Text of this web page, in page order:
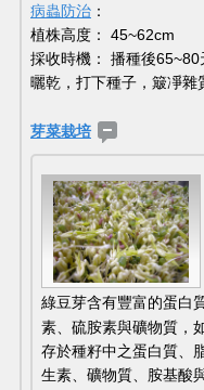
病蟲防治 ：
植株高度： 45~62cm
採收時機： 播種後
曬乾，打下種子，簸凈雜
芽菜栽培
綠豆芽含有豐富的蛋白
素、硫胺素與礦物質，
存於種籽中之蛋白質、
生素、礦物質、胺基酸